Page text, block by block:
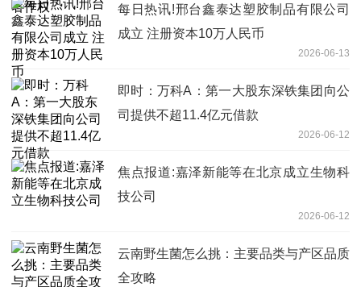
每日热讯!邢台鑫泰达塑胶制品有限公司
成立 注册资本10万人民币
2026-06-13
即时：万科A：第一大股东深铁集团向公
司提供不超11.4亿元借款
2026-06-12
焦点报道:嘉泽新能等在北京成立生物科
技公司
2026-06-12
云南野生菌怎么挑：主要品类与产区品质
全攻略